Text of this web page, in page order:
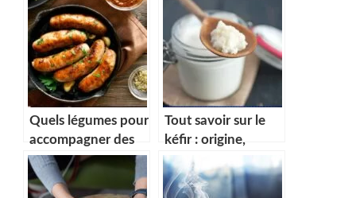
Quels légumes pour
accompagner des
saucisses ? Dossier
complet
Tout savoir sur le
kéfir : origine,
bienfaits…